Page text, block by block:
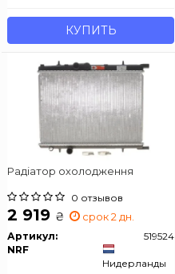
КУПИТЬ
Радіатор охолодження
0 отзывов
2 919 ₴ срок 2 дн.
Артикул:
519524
NRF
Нидерланды